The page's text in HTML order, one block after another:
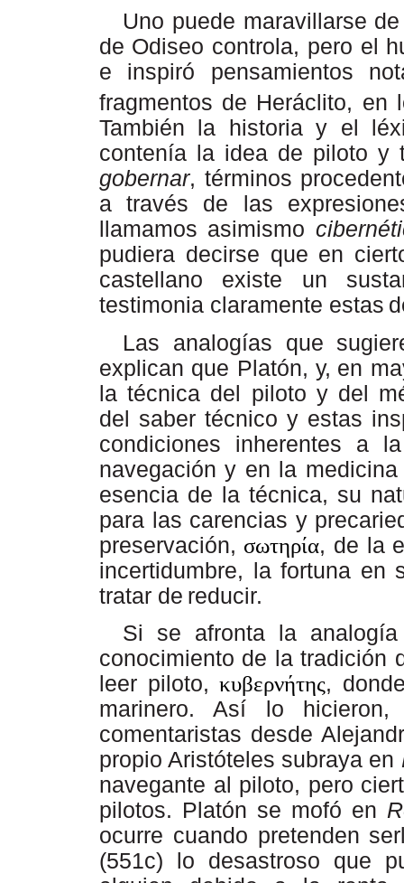
Uno puede maravillarse de
de Odiseo controla, pero el
e inspiró pensamientos
fragmentos de Heráclito, en
También la historia y el
contenía
la idea de piloto y
gobernar, términos
a través de las
llamamos asimismo
pudiera decirse que en
castellano existe un
testimonia claramente estas
Las analogías que
explican que Platón, y, en
la técnica del piloto y del
del saber técnico y estas
condiciones inherentes a
navegación y en la
esencia de la técnica, su
para las carencias y
preservación, σωτηρία, de la
incertidumbre, la fortuna en
tratar de reducir.
Si se afronta la
conocimiento de la tradición
leer piloto,κυβερνήτης,
marinero. Así lo
comentaristas desde
propio Aristóteles subraya en
navegante al piloto, pero
pilotos. Platón se mofó en
ocurre cuando pretenden
(551c) lo desastroso que